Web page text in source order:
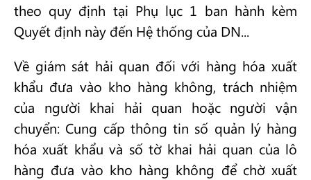
theo quy định tại Phụ lục 1 ban hành kèm
Quyết định này đến Hệ thống của DN...
Về giám sát hải quan đối với hàng hóa xuất
khẩu đưa vào kho hàng không, trách nhiệm
của người khai hải quan hoặc người vận
chuyển: Cung cấp thông tin số quản lý hàng
hóa xuất khẩu và số tờ khai hải quan của lô
hàng đưa vào kho hàng không để chờ xuất